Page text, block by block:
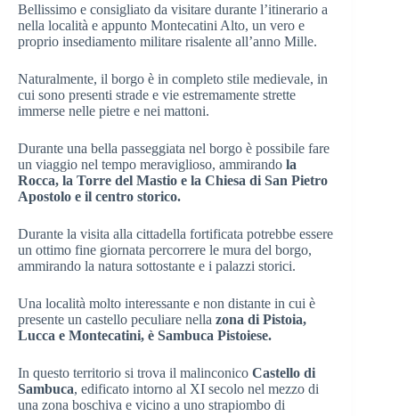
Bellissimo e consigliato da visitare durante l’itinerario a
nella località e appunto Montecatini Alto, un vero e
proprio insediamento militare risalente all’anno Mille.
Naturalmente, il borgo è in completo stile medievale, in
cui sono presenti strade e vie estremamente strette
immerse nelle pietre e nei mattoni.
Durante una bella passeggiata nel borgo è possibile fare
un viaggio nel tempo meraviglioso, ammirando la
Rocca, la Torre del Mastio e la Chiesa di San Pietro
Apostolo e il centro storico.
Durante la visita alla cittadella fortificata potrebbe essere
un ottimo fine giornata percorrere le mura del borgo,
ammirando la natura sottostante e i palazzi storici.
Una località molto interessante e non distante in cui è
presente un castello peculiare nella zona di Pistoia,
Lucca e Montecatini, è Sambuca Pistoiese.
In questo territorio si trova il malinconico Castello di
Sambuca, edificato intorno al XI secolo nel mezzo di
una zona boschiva e vicino a uno strapiombo di